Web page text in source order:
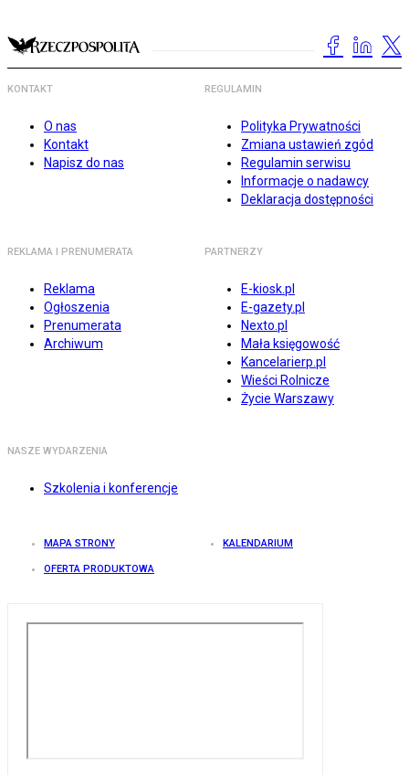
KONTAKT
O nas
Kontakt
Napisz do nas
REGULAMIN
Polityka Prywatności
Zmiana ustawień zgód
Regulamin serwisu
Informacje o nadawcy
Deklaracja dostępności
REKLAMA I PRENUMERATA
Reklama
Ogłoszenia
Prenumerata
Archiwum
PARTNERZY
E-kiosk.pl
E-gazety.pl
Nexto.pl
Mała księgowość
Kancelarierp.pl
Wieści Rolnicze
Życie Warszawy
NASZE WYDARZENIA
Szkolenia i konferencje
MAPA STRONY KALENDARIUM
OFERTA PRODUKTOWA